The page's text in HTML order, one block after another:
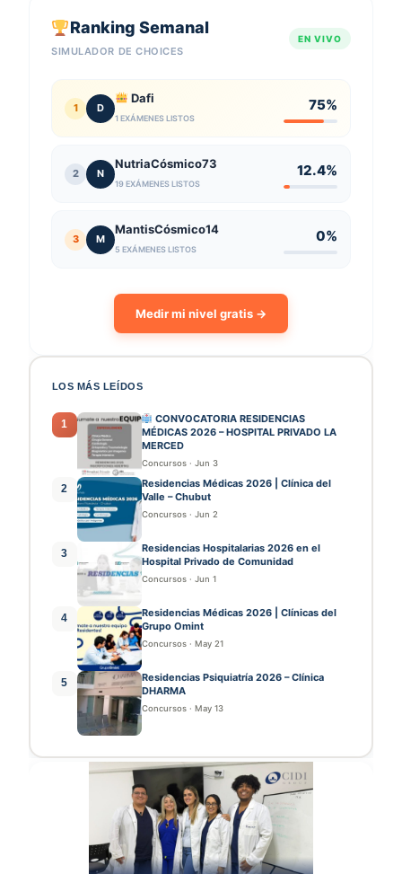
Ranking Semanal
SIMULADOR DE CHOICES
EN VIVO
1 D
Dafi
1 EXÁMENES LISTOS
75%
2 N
NutriaCósmico73
19 EXÁMENES LISTOS
12.4%
3 M
MantisCósmico14
5 EXÁMENES LISTOS
0%
Medir mi nivel gratis →
LOS MÁS LEÍDOS
1
CONVOCATORIA RESIDENCIAS
MÉDICAS 2026 – HOSPITAL PRIVADO LA
MERCED
Concursos · Jun 3
2
Residencias Médicas 2026 | Clínica del
Valle – Chubut
Concursos · Jun 2
3
Residencias Hospitalarias 2026 en el
Hospital Privado de Comunidad
Concursos · Jun 1
4
Residencias Médicas 2026 | Clínicas del
Grupo Omint
Concursos · May 21
5
Residencias Psiquiatría 2026 – Clínica
DHARMA
Concursos · May 13